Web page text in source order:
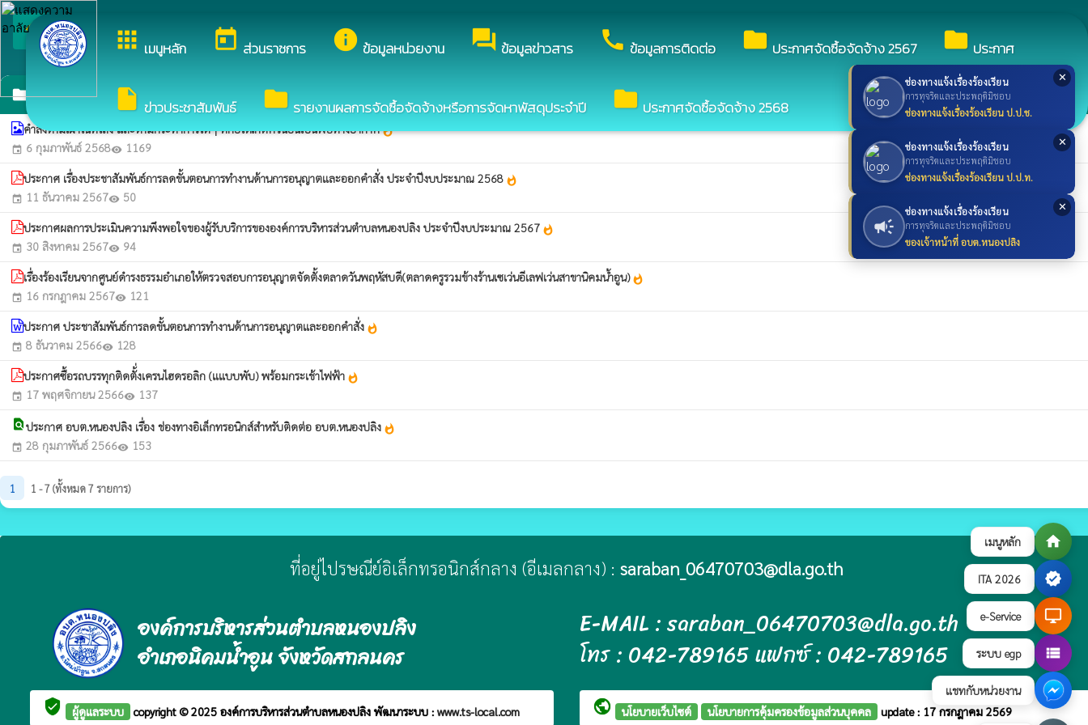
เมนูหลัก home
ITA 2026 verified
e-Service desktop_windows
ระบบ egp view_list
แชทกับหน่วยงาน
✕
ช่องทางแจ้งเรื่องร้องเรียน
การทุจริตและประพฤติมิชอบ
ช่องทางแจ้งเรื่องร้องเรียน ป.ป.ช.
✕
ช่องทางแจ้งเรื่องร้องเรียน
การทุจริตและประพฤติมิชอบ
ช่องทางแจ้งเรื่องร้องเรียน ป.ป.ท.
✕
campaign
ช่องทางแจ้งเรื่องร้องเรียน
การทุจริตและประพฤติมิชอบ
ของเจ้าหน้าที่ อบต.หนองปลิง
apps เมนูหลัก today ส่วนราชการ info ข้อมูลหน่วยงาน forum ข้อมูลข่าวสาร call ข้อมูลการติดต่อ folder ประกาศจัดซื้อจัดจ้าง 2567 folder ประกาศ
insert_drive_file ข่าวประชาสัมพันธ์ folder รายงานผลการจัดซื้อจัดจ้างหรือการจัดหาพัสดุประจำปี folder ประกาศจัดซื้อจัดจ้าง 2568
arrow_back_ios กลับเมนูหลัก ยินดีต้อนรับสู่เว็บไซต์ของ องค์การบริหารส่วนตำบลหนองปลิง
folderประกาศ
คำสั่งห้ามเผาในที่โล่ง และห้ามกระทำการใดๆ ที่ก่อให้เกิดควันอันเป็นพิษทางอากาศwhatshot
event 6 กุมภาพันธ์ 2568visibility 1169
ประกาศ เรื่องประชาสัมพันธ์การลดขั้นตอนการทำงานด้านการอนุญาตและออกคำสั่ง ประจำปีงบประมาณ 2568 whatshot
event 11 ธันวาคม 2567visibility 50
ประกาศผลการประเมินความพึงพอใจของผู้รับบริการขององค์การบริหารส่วนตำบลหนองปลิง ประจำปีงบประมาณ 2567 whatshot
event 30 สิงหาคม 2567visibility 94
เรื่องร้องเรียนจากศูนย์ดำรงธรรมอำเภอให้ตรวจสอบการอนุญาตจัดตั้งตลาดวันพฤหัสบดี(ตลาดครูรวมข้างร้านเซเว่นอีเลฟเว่นสาขานิคมน้ำอูน)whatshot
event 16 กรกฎาคม 2567visibility 121
ประกาศ ประชาสัมพันธ์การลดขั้นตอนการทำงานด้านการอนุญาตและออกคำสั่ง whatshot
event 8 ธันวาคม 2566visibility 128
ประกาศซื้อรถบรรทุกติดตั้่งเครนไฮดรอลิก (แแบบพับ) พร้อมกระเช้าไฟฟ้า whatshot
event 17 พฤศจิกายน 2566visibility 137
find_in_pageประกาศ อบต.หนองปลิง เรื่อง ช่องทางอิเล็กทรอนิกส์สำหรับติดต่อ อบต.หนองปลิง whatshot
event 28 กุมภาพันธ์ 2566visibility 153
1 1 - 7 (ทั้งหมด 7 รายการ)
ที่อยู่ไปรษณีย์อิเล็กทรอนิกส์กลาง (อีเมลกลาง) : saraban_06470703@dla.go.th
องค์การบริหารส่วนตำบลหนองปลิง
อำเภอนิคมน้ำอูน จังหวัดสกลนคร
E-MAIL : saraban_06470703@dla.go.th
โทร : 042-789165 แฟกซ์ : 042-789165
verified_user ผู้ดูแลระบบ copyright © 2025 องค์การบริหารส่วนตำบลหนองปลิง พัฒนาระบบ : www.ts-local.com public นโยบายเว็บไซต์ นโยบายการคุ้มครองข้อมูลส่วนบุคคล update : 17 กรกฎาคม 2569